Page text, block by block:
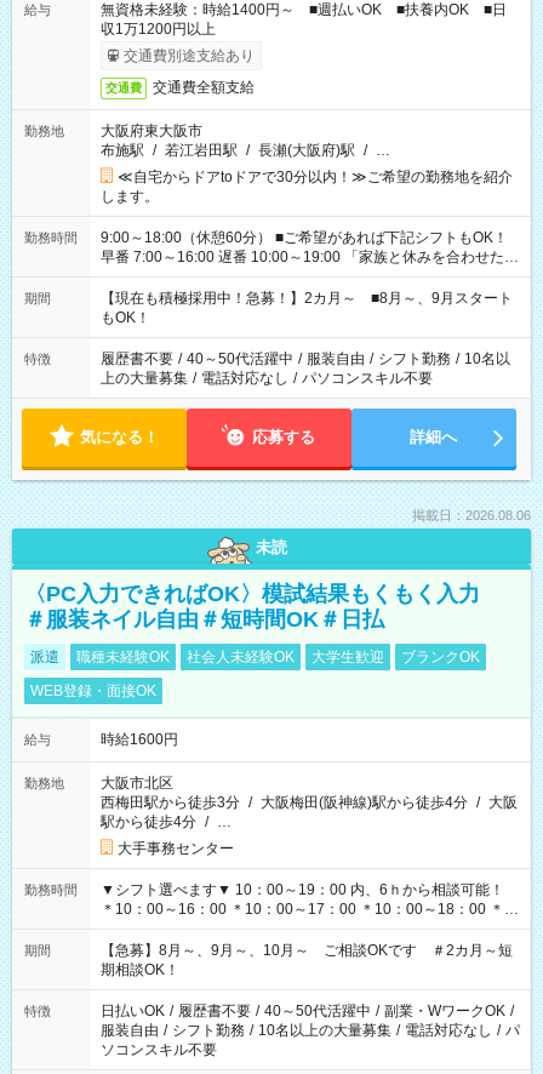
給与
無資格未経験：時給1400円～ ■週払いOK ■扶養内OK ■日
収1万1200円以上
交通費別途支給あり
交通費 交通費全額支給
勤務地
大阪府東大阪市
布施駅 / 若江岩田駅 / 長瀬(大阪府)駅 / …
≪自宅からドアtoドアで30分以内！≫ご希望の勤務地を紹介
します。
勤務時間
9:00～18:00（休憩60分） ■ご希望があれば下記シフトもOK！
早番 7:00～16:00 遅番 10:00～19:00 「家族と休みを合わせた
い」 「余裕を持って夕飯の準備がしたい」 「できれば残業はし
たくない」 など、ご希望を教えてくださいね。 ※Wワーク希望
の方へ 今ご覧のお仕事で希望する勤務時間と、もう1つのお仕事
の勤務時間。 合計で週40時間を超える場合は応募できません。
期間
【現在も積極採用中！急募！】2カ月～ ■8月～、9月スタート
もOK！
特徴 履歴書不要 / 40～50代活躍中 / 服装自由 / シフト勤務 / 10名以
上の大量募集 / 電話対応なし / パソコンスキル不要
気になる！ 応募する 詳細へ
掲載日：2026.08.06
未読
〈PC入力できればOK〉模試結果もくもく入力
＃服装ネイル自由＃短時間OK＃日払
派遣 職種未経験OK 社会人未経験OK 大学生歓迎
ブランクOK
WEB登録・面接OK
給与 時給1600円
勤務地
大阪市北区
西梅田駅から徒歩3分 / 大阪梅田(阪神線)駅から徒歩4分 / 大阪
駅から徒歩4分 / …
大手事務センター
勤務時間
▼シフト選べます▼ 10：00～19：00 内、6ｈから相談可能！
＊10：00～16：00 ＊10：00～17：00 ＊10：00～18：00 ＊
11：00～19：00 ＊12：00～19：00 ＊13：00～19：00
期間
【急募】8月～、9月～、10月～ ご相談OKです ＃2カ月～短
期相談OK！
特徴 日払いOK / 履歴書不要 / 40～50代活躍中 / 副業・WワークOK /
服装自由 / シフト勤務 / 10名以上の大量募集 / 電話対応なし / パ
ソコンスキル不要